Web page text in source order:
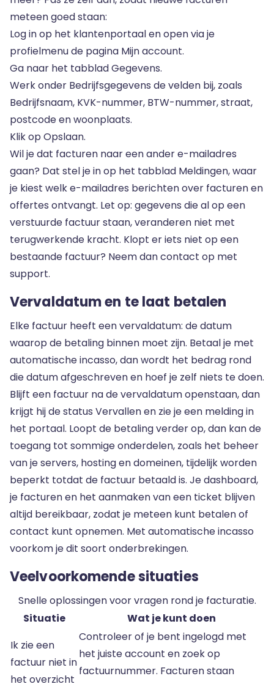
meteen goed staan:
Log in op het klantenportaal en open via je
profielmenu de pagina Mijn account.
Ga naar het tabblad Gegevens.
Werk onder Bedrijfsgegevens de velden bij, zoals
Bedrijfsnaam, KVK-nummer, BTW-nummer, straat,
postcode en woonplaats.
Klik op Opslaan.
Wil je dat facturen naar een ander e-mailadres
gaan? Dat stel je in op het tabblad Meldingen, waar
je kiest welk e-mailadres berichten over facturen en
offertes ontvangt. Let op: gegevens die al op een
verstuurde factuur staan, veranderen niet met
terugwerkende kracht. Klopt er iets niet op een
bestaande factuur? Neem dan contact op met
support.
Vervaldatum en te laat betalen
Elke factuur heeft een vervaldatum: de datum
waarop de betaling binnen moet zijn. Betaal je met
automatische incasso, dan wordt het bedrag rond
die datum afgeschreven en hoef je zelf niets te doen.
Blijft een factuur na de vervaldatum openstaan, dan
krijgt hij de status Vervallen en zie je een melding in
het portaal. Loopt de betaling verder op, dan kan de
toegang tot sommige onderdelen, zoals het beheer
van je servers, hosting en domeinen, tijdelijk worden
beperkt totdat de factuur betaald is. Je dashboard,
je facturen en het aanmaken van een ticket blijven
altijd bereikbaar, zodat je meteen kunt betalen of
contact kunt opnemen. Met automatische incasso
voorkom je dit soort onderbrekingen.
Veelvoorkomende situaties
Snelle oplossingen voor vragen rond je facturatie.
Situatie
Wat je kunt doen
Ik zie een
factuur niet in
het overzicht
Controleer of je bent ingelogd met
het juiste account en zoek op
factuurnummer. Facturen staan